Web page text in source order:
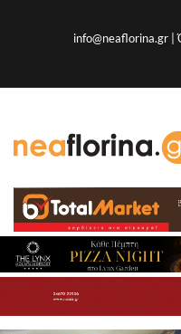
info@neaflorina.gr |